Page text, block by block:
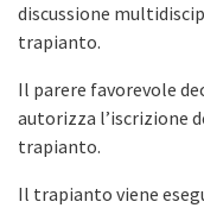
discussione
trapianto.
Il parere favorevole
autorizza l’iscrizione
trapianto.
Il trapianto viene